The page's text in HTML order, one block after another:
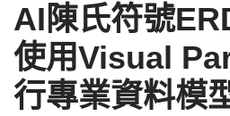
AI陳氏符號
使用Visual
行專業資料模